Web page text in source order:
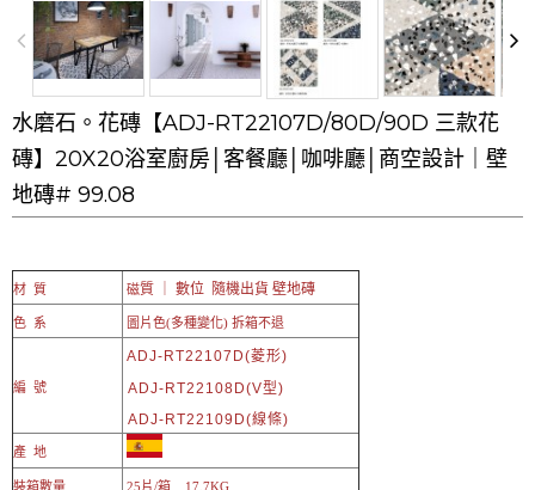
水磨石。花磚【ADJ-RT22107D/80D/90D 三款花
磚】20X20浴室廚房│客餐廳│咖啡廳│商空設計｜壁
地磚# 99.08
材 質 磁質 ｜ 數位 隨機出貨 壁地磚
色 系 圖片色(多種變化) 拆箱不退
編 號
ADJ-RT22107D(菱形)
ADJ-RT22108D(V型)
ADJ-RT22109D(線條)
產 地
裝箱數量 25片/箱 17.7KG